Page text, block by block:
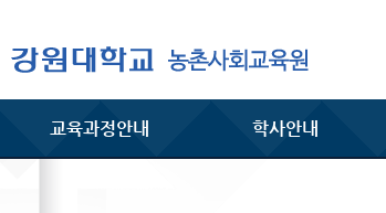
교육과정안내 학사안내